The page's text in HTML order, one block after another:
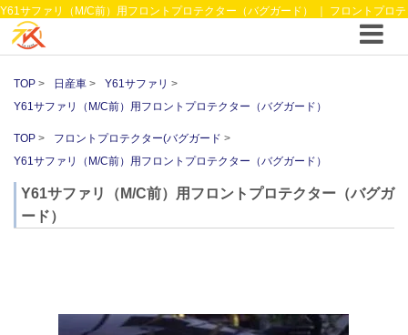
Y61サファリ（M/C前）用フロントプロテクター（バグガード） ｜ フロントプロテ
クター(バグガード ｜4WDやSUVのカスタム パーツと12vクーラーから 車中泊/キャ
ンピング部品までご提案の T.K TECH 埼玉
TOP 日産車
Y61サファリ
Y61サファリ（M/C前）用フロントプロテクター（バグガード）
TOP
フロントプロテクター(バグガード
Y61サファリ（M/C前）用フロントプロテクター（バグガード）
Y61サファリ（M/C前）用フロントプロテクター（バグガ
ード）